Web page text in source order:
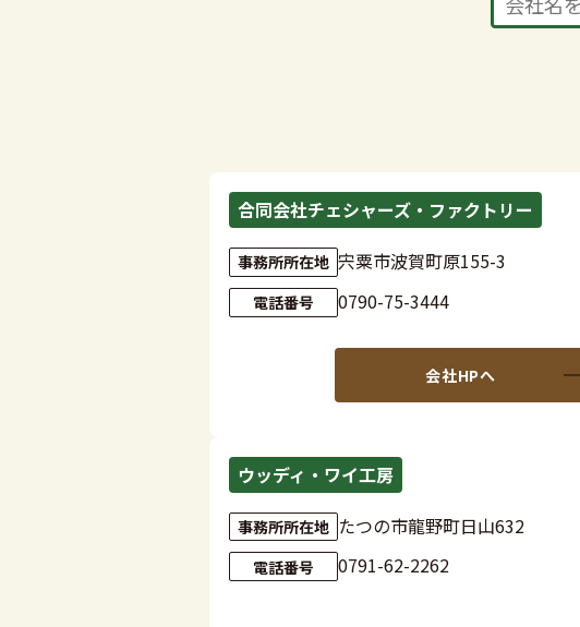
合同会社チェシャーズ・ファクトリー
事務所所在地 宍粟市波賀町原155-3
電話番号 0790-75-3444
会社HPへ
ウッディ・ワイ工房
事務所所在地 たつの市龍野町日山632
電話番号 0791-62-2262